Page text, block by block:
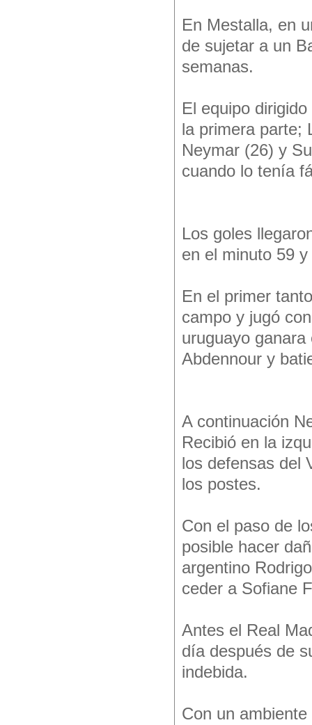
En Mestalla, en
de sujetar a un
semanas.
El equipo
la primera parte;
Neymar (26) y
cuando lo tenía
Los goles
en el minuto 59
En el primer
campo y jugó
uruguayo
Abdennour y
A continuación
Recibió en la
los defensas del
los postes.
Con el paso de
posible hacer
argentino
ceder a Sofiane
Antes el Real
día después de
indebida.
Con un